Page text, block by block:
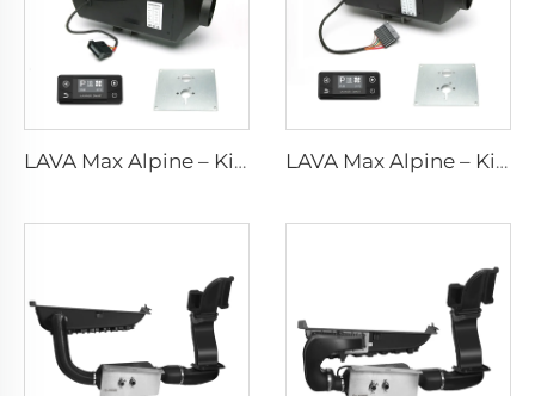
LAVA Max Alpine – Kits standard de 5 kW LAVA Max Alpine – Kits standard de 2 kW